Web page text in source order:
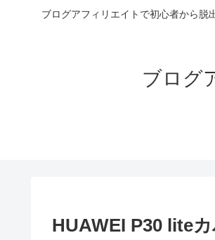
ブログアフィリエイトで初心者から脱
ブログ
HUAWEI P30 lite